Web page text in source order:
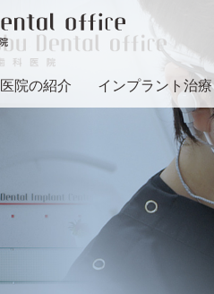
医院の紹介 インプラント治療